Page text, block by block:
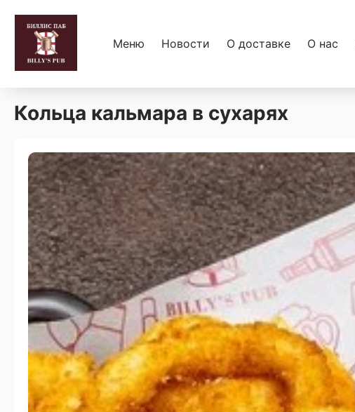
Меню Новости О доставке О нас
Кольца кальмара в сухарях